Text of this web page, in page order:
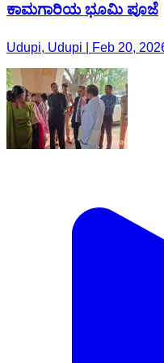
ಕಾಮಗಾರಿಯ ಭೂಮಿ ಪೂಜೆ
Udupi, Udupi | Feb 20,